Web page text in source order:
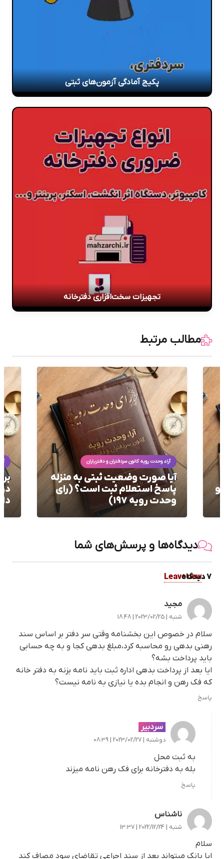
پکیج آمادگی آزمون‌های ثبتی
تجهیزات سخت‌افزاری دفترخانه
مطالب مرتبط
و
آراء وحدت رویه کانون سردفتران و دفتریاران
آیا صورت وضعیت ثبتی به منزله
پاسخ استعلام ثبت است؟ (رای
وحدت رویه ۱۹۷)
دیدگاه‌ها و پرسش‌های شما
7دیدگاه.
Leave new
مجید
شنبه | 2023/02/25 | 18:48
سلام در خصوص این بخشنامه وقتی سر دفتر بر اساس سند
رهنی بدهی‌ رو محاسبه کرد،مبلغ بدهی کجا و به چه حسابی
باید پرداخت بشه؟
ایا بعد از پرداخت بدهی اداره ثبت باید نامه بزنه به دفتر خانه
که فک رهن و انجام بده یا نیازی به نامه نیست؟
پاسخ
سردبیر
دوشنبه | 2023/02/27 | 08:39
به ثبت محل
بله به دفترخانه برای فک رهن نامه میزند
پاسخ
ناشناس
شنبه | 2022/12/24 | 13:37
سلام
ایا بانک میتواند بعد از سند اجراعی تقاضای سود مصاف کند